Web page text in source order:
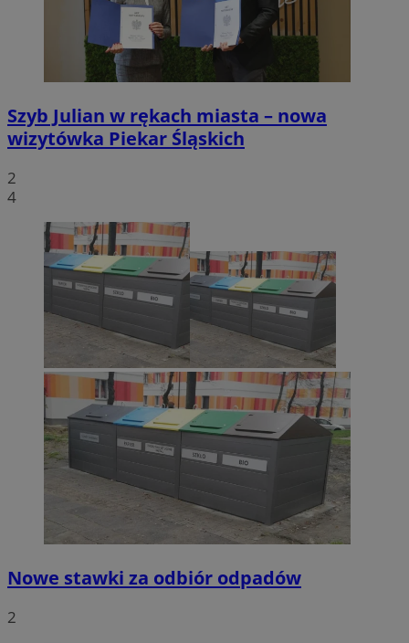
Szyb Julian w rękach miasta – nowa
wizytówka Piekar Śląskich
2
4
Nowe stawki za odbiór odpadów
2